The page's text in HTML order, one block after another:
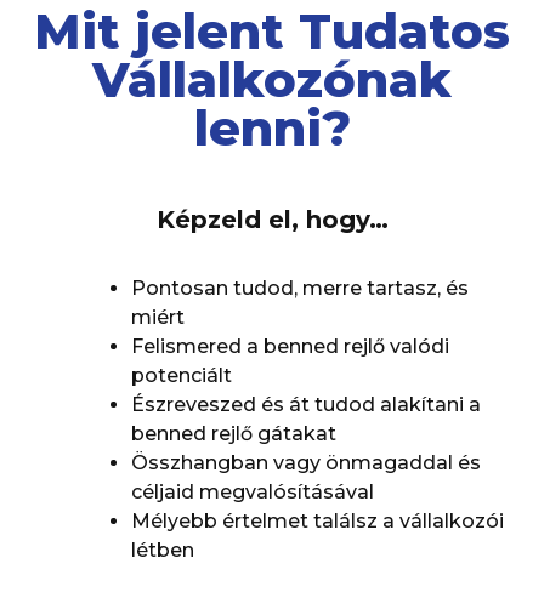
Mit jelent Tudatos
Vállalkozónak
lenni?
Képzeld el, hogy…
Pontosan tudod, merre tartasz, és
miért
Felismered a benned rejlő valódi
potenciált
Észreveszed és át tudod alakítani a
benned rejlő gátakat
Összhangban vagy önmagaddal és
céljaid megvalósításával
Mélyebb értelmet találsz a vállalkozói
létben